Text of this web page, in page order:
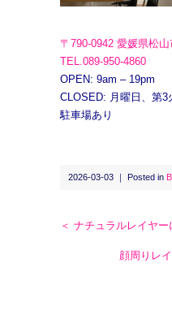
〒790-0942 愛媛県松
TEL.089-950-4860
OPEN: 9am – 19pm
CLOSED: 月曜日、第3
駐車場あり
2026-03-03 ｜ Posted in
＜ ナチュラルレイヤー
顔周りレ